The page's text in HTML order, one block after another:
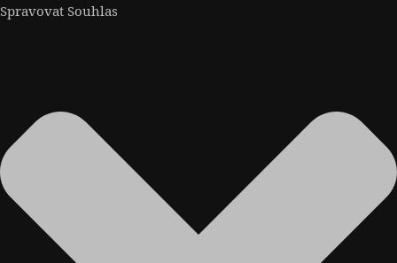
Spravovat Souhlas